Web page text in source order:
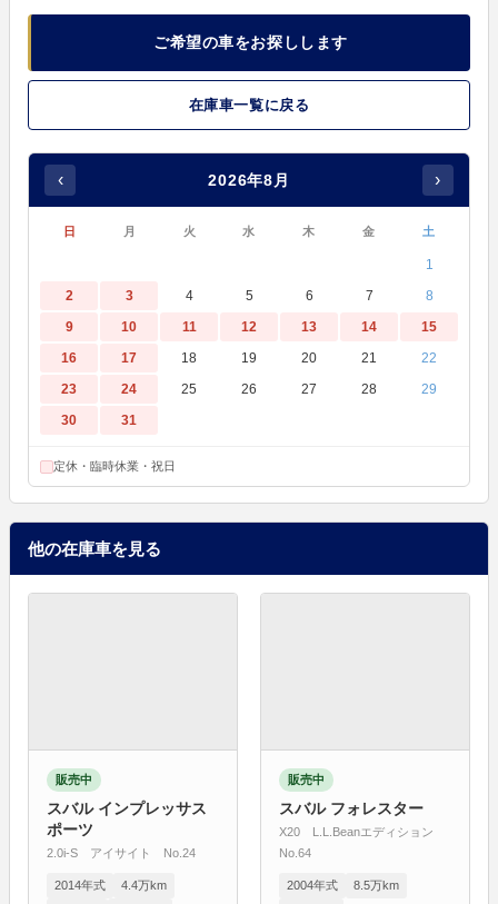
ご希望の車をお探しします
在庫車一覧に戻る
‹ 2026年8月 ›
日 月 火 水 木 金 土
1
2
3 4 5 6 7
8
9
10 11 12 13 14
15
16
17 18 19 20 21
22
23
24 25 26 27 28
29
30
31
定休・臨時休業・祝日
他の在庫車を見る
販売中
スバル インプレッサス
ポーツ
2.0i-S アイサイト No.24
2014年式
4.4万km
販売中
スバル フォレスター
X20 L.L.Beanエディション
No.64
2004年式
8.5万km